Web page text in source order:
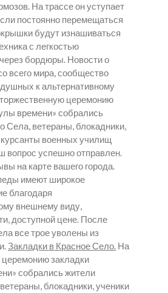
На трассе он уступает
постоянно перемещаться
будут изнашиваться
с легкостью
бордюры. Новости о
всего мира, сообщество
к альтернативному
церемонию
времени» собрались
Села, ветераны, блокадники,
военных училищ
вопрос успешно отправлен.
на карте вашего города.
имеют широкое
благодаря
внешнему виду,
доступной цене. После
все трое уволены из
Закладки в Красное Село. На
закладки
собрались жители
блокадники, ученики